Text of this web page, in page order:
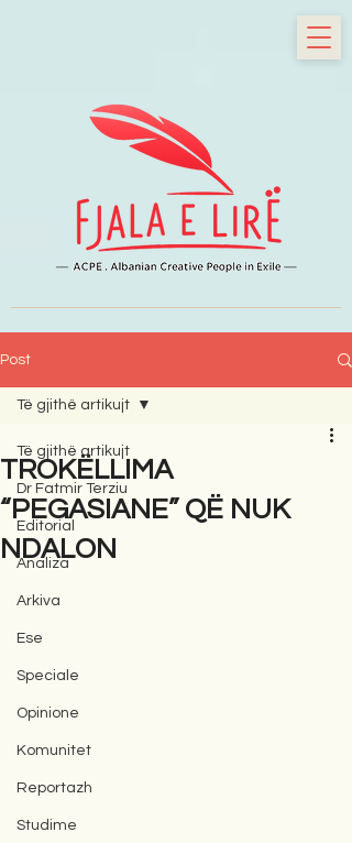
Post
Të gjithë artikujt
Dr Fatmir Terziu
Editorial
Analiza
Arkiva
Ese
Speciale
Opinione
Komunitet
Reportazh
Studime
Të gjithë artikujt
TROKËLLIMA
“PEGASIANE” QË NUK
NDALON